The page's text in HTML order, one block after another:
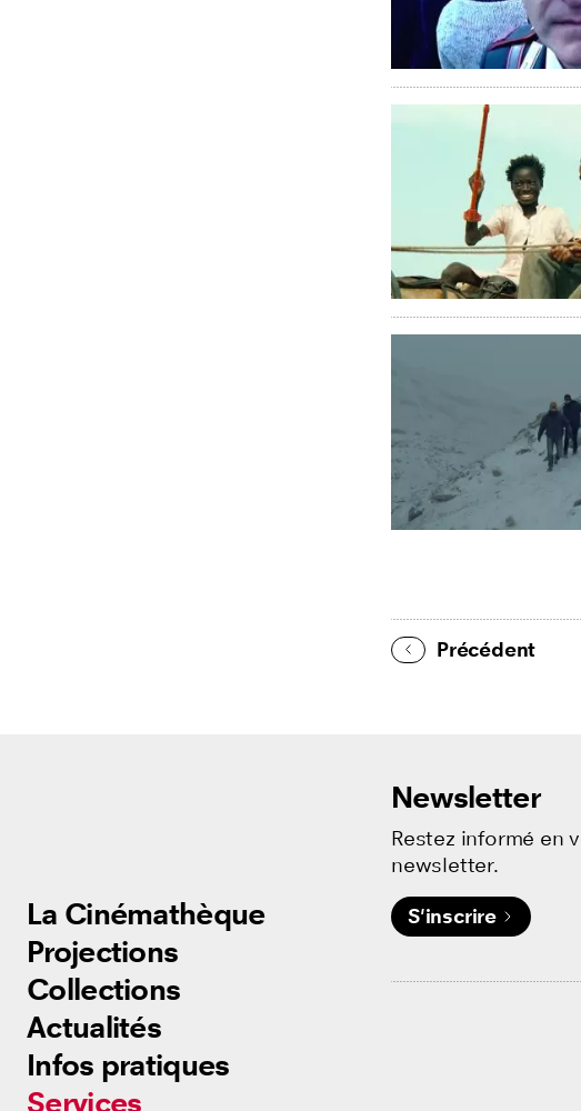
La Cinémathèque
Projections
Collections
Actualités
Infos pratiques
Services
La Cinémathèque
Projections
Collections
Actualités
Infos pratiques
Services
Précédent
Newsletter
Restez informé en
newsletter.
S'inscrire